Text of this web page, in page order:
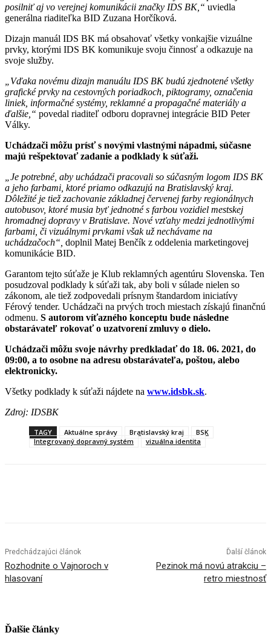
posilniť aj vo verejnej komunikácii značky IDS BK,“ uviedla
generálna riaditeľka BID Zuzana Horčíková.
Dizajn manuál IDS BK má obsahovať všetky vonkajšie vizuálne
prvky, ktorými IDS BK komunikuje svoju činnosť a odkazuje na
svoje služby.
„Vďaka novému dizajn manuálu IDS BK budú zjednotené všetky
grafické prvky na cestovných poriadkoch, piktogramy, označenia
liniek, informačné systémy, reklamné a propagačné materiály a
ďalšie,“ povedal riaditeľ odboru dopravnej integrácie BID Peter
Války.
Uchádzači môžu prísť s novými vlastnými nápadmi, súčasne
majú rešpektovať zadanie a podklady k súťaži.
„Je potrebné, aby uchádzači pracovali so súčasným logom IDS BK
a jeho farbami, ktoré priamo odkazujú na Bratislavský kraj.
Dôležité je tiež zachovanie základnej červenej farby regionálnych
autobusov, ktoré musia byť jednotné s farbou vozidiel mestskej
hromadnej dopravy v Bratislave. Nové vzťahy medzi jednotlivými
farbami, či vizuálnymi prvkami však už nechávame na
uchádzačoch“, doplnil Matej Benčík z oddelenia marketingovej
komunikácie BID.
Garantom tejto súťaže je Klub reklamných agentúru Slovenska. Ten
posudzoval podklady k súťaži tak, aby boli v súlade nielen so
zákonom, ale tiež zodpovedali prísnym štandardom iniciatívy
Férový tender. Uchádzači na prvých troch miestach získajú finančnú
odmenu. S autorom víťazného konceptu bude následne
obstarávateľ rokovať o uzatvorení zmluvy o dielo.
Uchádzači môžu svoje návrhy predkladať do 18. 06. 2021, do
09:00, a to osobne na adresu obstarávateľa, poštou, alebo
elektronicky.
Všetky podklady k súťaži nájdete na www.idsbk.sk.
Zdroj: IDSBK
TAGY Aktuálne správy Bratislavský kraj
BSK
Integrovaný dopravný systém
vizuálna identita
Predchádzajúci článok
Rozhodnite o Vajnoroch v
hlasovaní
Ďalší článok
Pezinok má novú atrakciu –
retro miestnosť
Ďalšie články